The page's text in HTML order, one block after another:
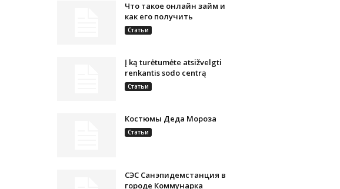
Что такое онлайн займ и
как его получить
Статьи
Į ką turėtumėte atsižvelgti
renkantis sodo centrą
Статьи
Костюмы Деда Мороза
Статьи
СЭС Санэпидемстанция в
городе Коммунарка